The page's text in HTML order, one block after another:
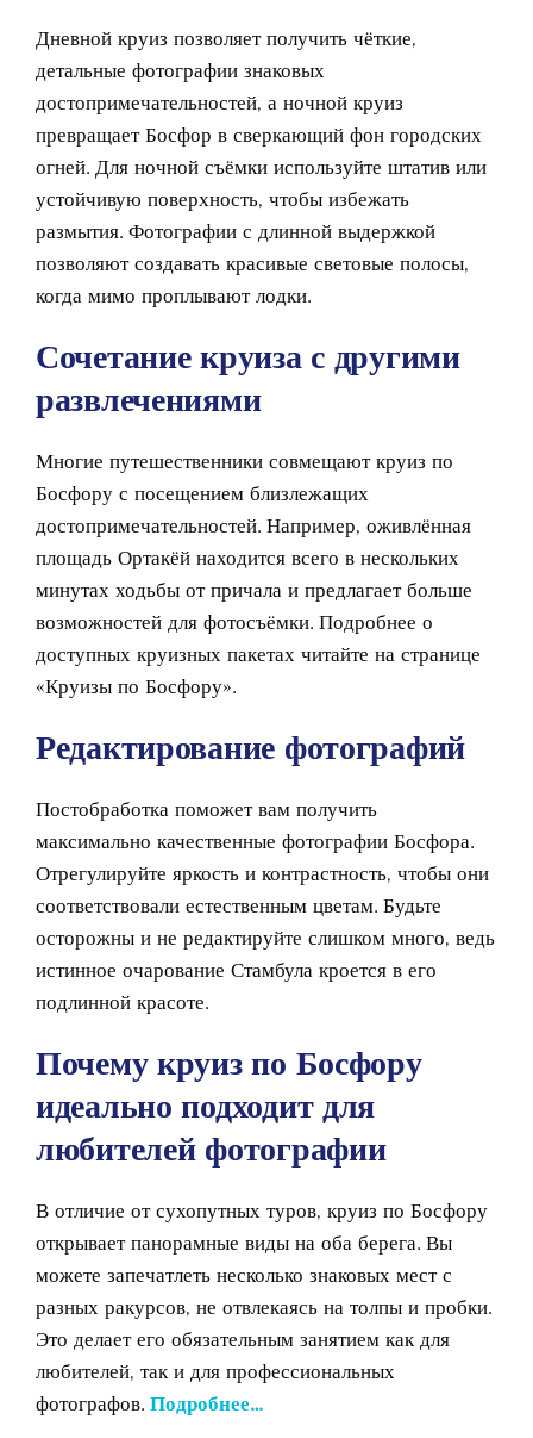
Дневной круиз позволяет получить чёткие,
детальные фотографии знаковых
достопримечательностей, а ночной круиз
превращает Босфор в сверкающий фон городских
огней. Для ночной съёмки используйте штатив или
устойчивую поверхность, чтобы избежать
размытия. Фотографии с длинной выдержкой
позволяют создавать красивые световые полосы,
когда мимо проплывают лодки.
Сочетание круиза с другими
развлечениями
Многие путешественники совмещают круиз по
Босфору с посещением близлежащих
достопримечательностей. Например, оживлённая
площадь Ортакёй находится всего в нескольких
минутах ходьбы от причала и предлагает больше
возможностей для фотосъёмки. Подробнее о
доступных круизных пакетах читайте на странице
«Круизы по Босфору».
Редактирование фотографий
Постобработка поможет вам получить
максимально качественные фотографии Босфора.
Отрегулируйте яркость и контрастность, чтобы они
соответствовали естественным цветам. Будьте
осторожны и не редактируйте слишком много, ведь
истинное очарование Стамбула кроется в его
подлинной красоте.
Почему круиз по Босфору
идеально подходит для
любителей фотографии
В отличие от сухопутных туров, круиз по Босфору
открывает панорамные виды на оба берега. Вы
можете запечатлеть несколько знаковых мест с
разных ракурсов, не отвлекаясь на толпы и пробки.
Это делает его обязательным занятием как для
любителей, так и для профессиональных
фотографов. Подробнее…